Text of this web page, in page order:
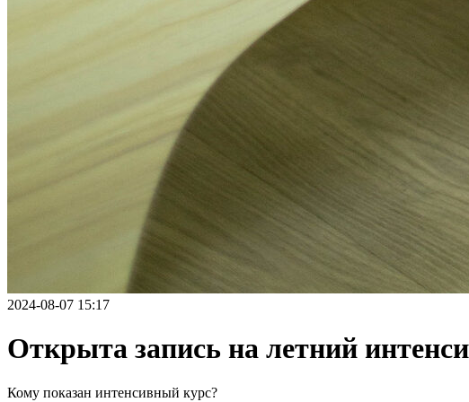
2024-08-07 15:17
Открыта запись на летний
Кому показан интенсивный курс?